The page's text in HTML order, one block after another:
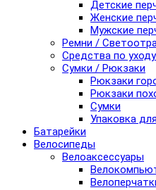
Детские
Женские
Мужские
Ремни /
Средства по
Сумки / Рюкзаки
Рюкзаки
Рюкзаки
Сумки
Упаковка
Батарейки
Велосипеды
Велоаксессуары